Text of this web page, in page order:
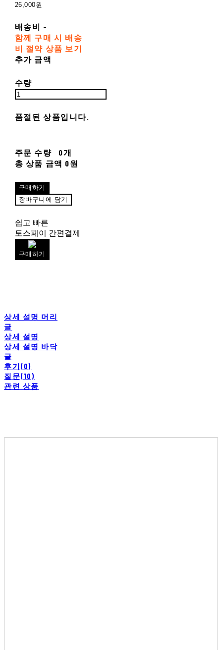
26,000원
배송비 -
함께 구매 시 배송
비 절약 상품 보기
추가 금액
수량
품절된 상품입니다.
주문 수량
0개
총 상품 금액 0원
구매하기
장바구니에 담기
쉽고 빠른
토스페이 간편결제
구매하기
상세 설명 머리
글
상세 설명
상세 설명 바닥
글
후기(0)
질문(10)
관련 상품